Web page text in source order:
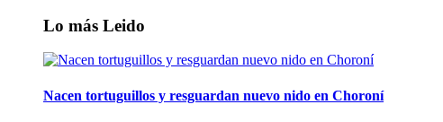
Lo más Leido
Nacen tortuguillos y resguardan nuevo nido en Choroní